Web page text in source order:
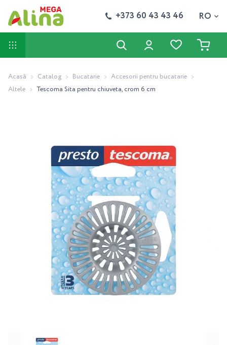
+373 60 43 43 46 RO
Acasă Catalog Bucatarie
Accesorii pentru bucatarie
Altele
Tescoma Sita pentru chiuveta, crom 6 cm